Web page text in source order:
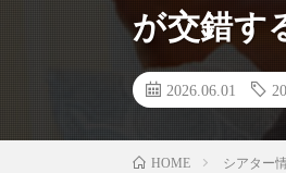
が交錯す
2026.06.01
HOME シアター